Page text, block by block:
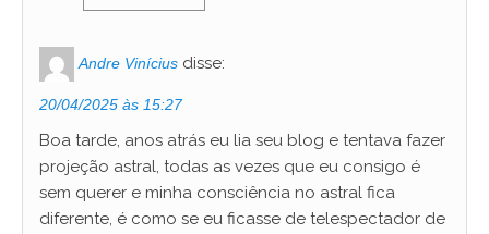
Andre Vinícius disse:
20/04/2025 às 15:27
Boa tarde, anos atrás eu lia seu blog e tentava fazer
projeção astral, todas as vezes que eu consigo é
sem querer e minha consciência no astral fica
diferente, é como se eu ficasse de telespectador de